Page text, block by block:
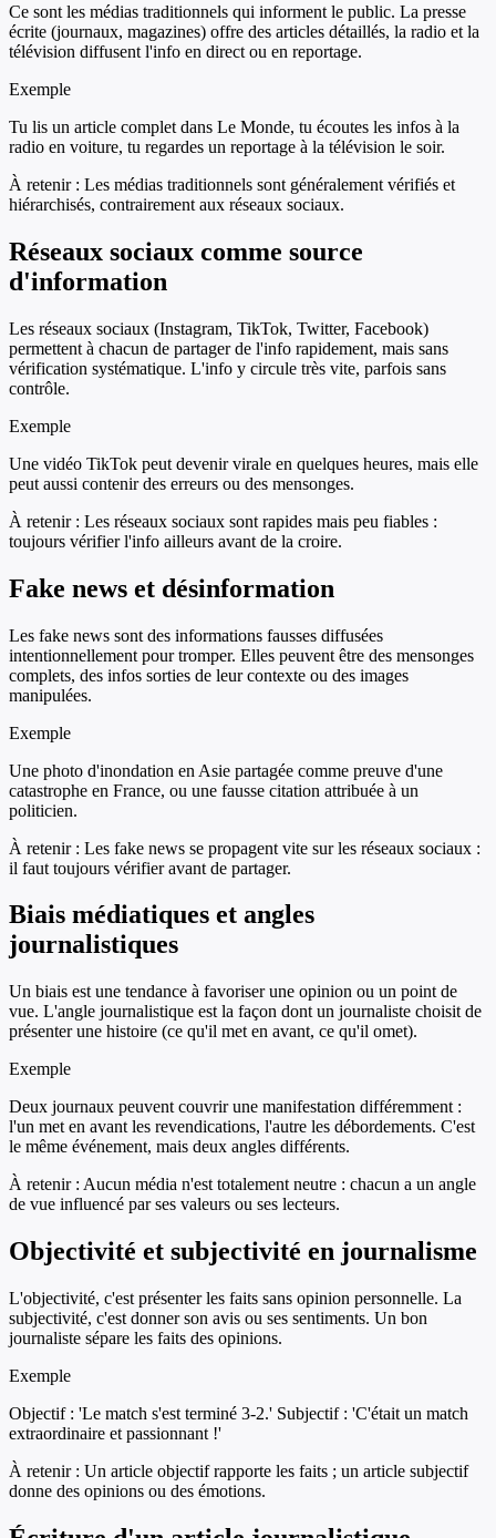
Ce sont les médias traditionnels qui informent le public. La presse
écrite (journaux, magazines) offre des articles détaillés, la radio et la
télévision diffusent l'info en direct ou en reportage.
Exemple
Tu lis un article complet dans Le Monde, tu écoutes les infos à la
radio en voiture, tu regardes un reportage à la télévision le soir.
À retenir : Les médias traditionnels sont généralement vérifiés et
hiérarchisés, contrairement aux réseaux sociaux.
Réseaux sociaux comme source
d'information
Les réseaux sociaux (Instagram, TikTok, Twitter, Facebook)
permettent à chacun de partager de l'info rapidement, mais sans
vérification systématique. L'info y circule très vite, parfois sans
contrôle.
Exemple
Une vidéo TikTok peut devenir virale en quelques heures, mais elle
peut aussi contenir des erreurs ou des mensonges.
À retenir : Les réseaux sociaux sont rapides mais peu fiables :
toujours vérifier l'info ailleurs avant de la croire.
Fake news et désinformation
Les fake news sont des informations fausses diffusées
intentionnellement pour tromper. Elles peuvent être des mensonges
complets, des infos sorties de leur contexte ou des images
manipulées.
Exemple
Une photo d'inondation en Asie partagée comme preuve d'une
catastrophe en France, ou une fausse citation attribuée à un
politicien.
À retenir : Les fake news se propagent vite sur les réseaux sociaux :
il faut toujours vérifier avant de partager.
Biais médiatiques et angles
journalistiques
Un biais est une tendance à favoriser une opinion ou un point de
vue. L'angle journalistique est la façon dont un journaliste choisit de
présenter une histoire (ce qu'il met en avant, ce qu'il omet).
Exemple
Deux journaux peuvent couvrir une manifestation différemment :
l'un met en avant les revendications, l'autre les débordements. C'est
le même événement, mais deux angles différents.
À retenir : Aucun média n'est totalement neutre : chacun a un angle
de vue influencé par ses valeurs ou ses lecteurs.
Objectivité et subjectivité en journalisme
L'objectivité, c'est présenter les faits sans opinion personnelle. La
subjectivité, c'est donner son avis ou ses sentiments. Un bon
journaliste sépare les faits des opinions.
Exemple
Objectif : 'Le match s'est terminé 3-2.' Subjectif : 'C'était un match
extraordinaire et passionnant !'
À retenir : Un article objectif rapporte les faits ; un article subjectif
donne des opinions ou des émotions.